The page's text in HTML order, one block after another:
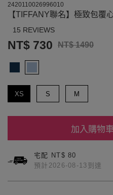
2420110026996010
【TIFFANY聯名】極致包覆
15 REVIEWS
NT$ 730 NT$ 1490
XS S M
加入購物車
宅配 NT$ 80
預計2026-08-13到達